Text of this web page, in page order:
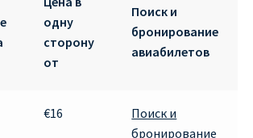
В ВЕНУ
В ЛОНДОН
В МИЛАН
одну
сторону
от
Поиск и
бронирование
авиабилетов
€16
Поиск и
бронирование